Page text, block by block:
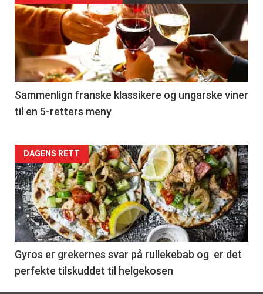
akkurat
nå
-
5
Sammenlign franske klassikere og ungarske viner
til en 5-retters meny
Forsiden
akkurat
nå
-
6
DAGENS RETT
Gyros er grekernes svar på rullekebab og er det
perfekte tilskuddet til helgekosen